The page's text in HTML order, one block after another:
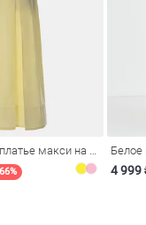
Белое
4 999